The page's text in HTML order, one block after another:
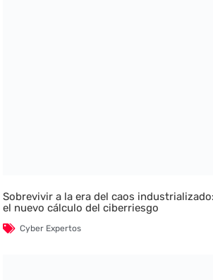
Sobrevivir a la era del caos
el nuevo cálculo del ciberriesgo
Cyber Expertos